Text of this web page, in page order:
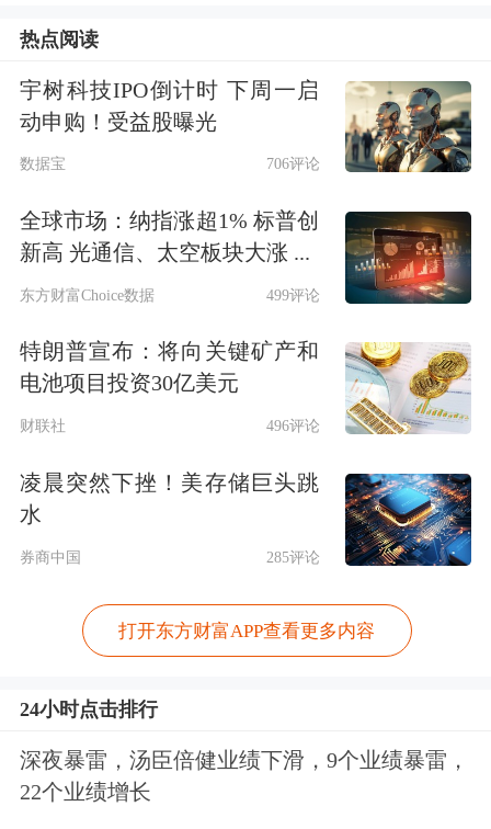
《每日经济新闻》记者：“我认为这就
是个慢功夫。”
茅台跨界是品牌渗透的慢功夫
据里斯战略定位咨询2022年12月发布的
调查结果，当年，年轻人最常喝的酒为
啤酒、葡萄酒和果酒，其中啤酒占比为
40%，葡萄酒占比为20%，果酒占比为
16%，仅有9%受访年轻人表示会常喝白
酒。
尽管在年轻人的认知中白酒属于上一代
喝的酒，但上述调查同样显示，74%的
年轻消费者在商务应酬场合会饮用白
对此，茅台原董事长季克良曾说
热点阅读
宇树科技IPO倒计时 下周一启
动申购！受益股曝光
数据宝 706评论
全球市场：纳指涨超1% 标普创
新高 光通信、太空板块大涨 ...
东方财富Choice数据 499评论
特朗普宣布：将向关键矿产和
电池项目投资30亿美元
财联社 496评论
凌晨突然下挫！美存储巨头跳
水
券商中国 285评论
打开东方财富APP查看更多内容
24小时点击排行
深夜暴雷，汤臣倍健业绩下滑，9个业绩暴雷，
22个业绩增长